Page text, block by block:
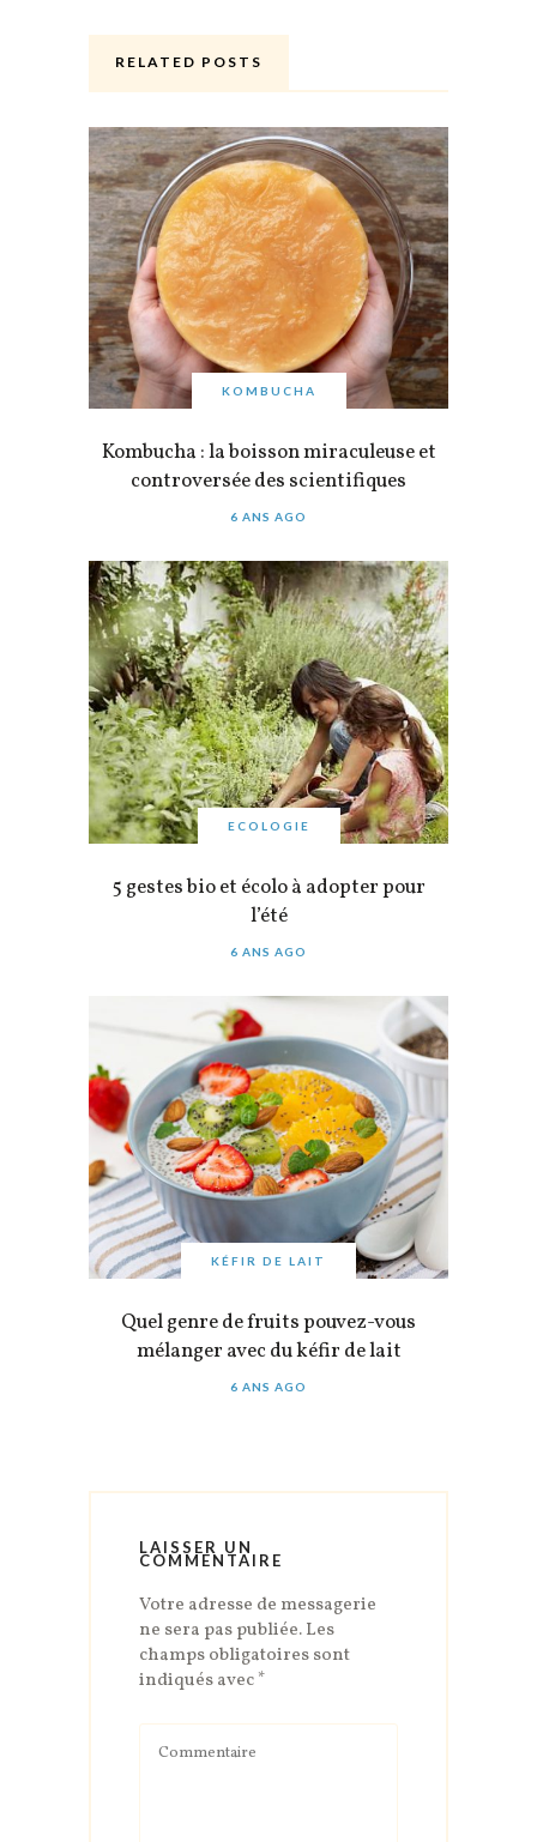
RELATED POSTS
KOMBUCHA
Kombucha : la boisson miraculeuse et
controversée des scientifiques
6 ANS AGO
ECOLOGIE
5 gestes bio et écolo à adopter pour
l’été
6 ANS AGO
KÉFIR DE LAIT
Quel genre de fruits pouvez-vous
mélanger avec du kéfir de lait
6 ANS AGO
LAISSER UN
COMMENTAIRE
Votre adresse de messagerie
ne sera pas publiée.Les
champs obligatoires sont
indiqués avec*